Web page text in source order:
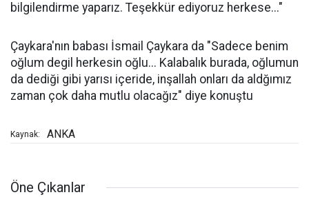
bilgilendirme yaparız. Teşekkür ediyoruz herkese..."
Çaykara'nın babası İsmail Çaykara da "Sadece benim
oğlum degil herkesin oğlu... Kalabalık burada, oğlumun
da dediği gibi yarısı içeride, inşallah onları da aldğımız
zaman çok daha mutlu olacağız" diye konuştu
Kaynak: ANKA
Öne Çıkanlar